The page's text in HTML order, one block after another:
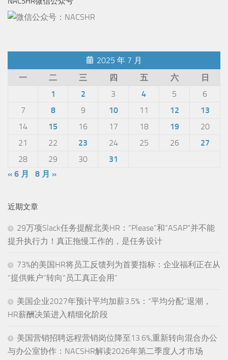
2025 年 7 月
一
二 三 四 五 六
日
1
2 3 4 5
6
7
8 9 10 11 12
13
14
15 16 17 18 19
20
21
22 23 24 25 26
27
28
29 30
31
« 6 月
8 月 »
近期文章
29万项Slack任务提醒北美HR：“Please”和“ASAP”并不能
提升执行力！真正拖慢工作的，是任务设计
73%的美国HR将员工反馈列为首要指标：企业福利正在从
“提供账户”转向“员工真正会用”
美国企业2027年预计平均加薪3.5%：“平均分配”退潮，
HR薪酬决策进入精细化阶段
美国营销招聘远程营销岗位降至13.6%,重新转向混合办公
与办公室协作：NACSHR解读2026年第二季度人才市场